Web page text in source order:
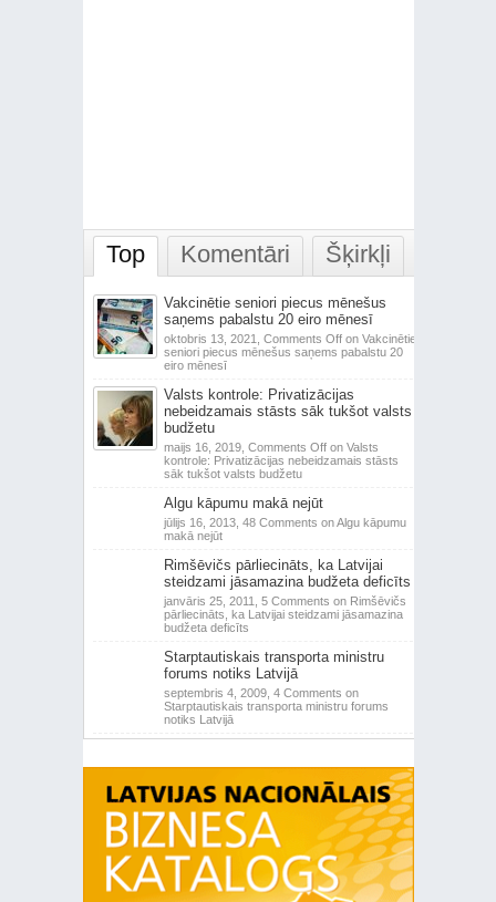
Top Komentāri Šķirkļi
Vakcinētie seniori piecus mēnešus
saņems pabalstu 20 eiro mēnesī
oktobris 13, 2021, Comments Offon Vakcinētie
seniori piecus mēnešus saņems pabalstu 20
eiro mēnesī
Valsts kontrole: Privatizācijas
nebeidzamais stāsts sāk tukšot valsts
budžetu
maijs 16, 2019, Comments Offon Valsts
kontrole: Privatizācijas nebeidzamais stāsts
sāk tukšot valsts budžetu
Algu kāpumu makā nejūt
jūlijs 16, 2013, 48 Comments on Algu kāpumu
makā nejūt
Rimšēvičs pārliecināts, ka Latvijai
steidzami jāsamazina budžeta deficīts
janvāris 25, 2011, 5 Comments on Rimšēvičs
pārliecināts, ka Latvijai steidzami jāsamazina
budžeta deficīts
Starptautiskais transporta ministru
forums notiks Latvijā
septembris 4, 2009, 4 Comments on
Starptautiskais transporta ministru forums
notiks Latvijā